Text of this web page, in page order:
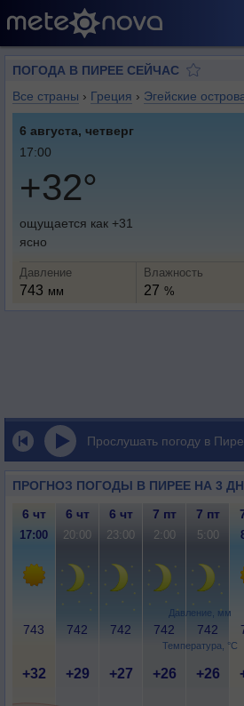
ПОГОДА В ПИРЕЕ СЕЙЧАС
Все страны › Греция › Эгейские
6 августа, четверг
17:00
+32°
ощущается как +31
ясно
Давление
743 мм
Влажность
27 %
Прослушать погоду в
ПРОГНОЗ ПОГОДЫ В ПИРЕЕ НА 3
Давление, мм
Температура, °C
6 чт 6 чт 6 чт 7 пт 7 пт
17:00 20:00 23:00 2:00 5:00
743 742 742 742 742
+32 +29 +27 +26 +26